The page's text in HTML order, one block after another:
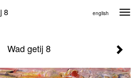
8 english
Wad getij 8